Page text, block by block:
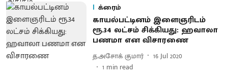
க்ரைம்
காயல்பட்டினம் இளைஞரிடம்
ரூ.34 லட்சம் சிக்கியது: ஹவாலா
பணமா என விசாரணை
த.அசோக் குமார்
16 Jul 2020
1 min read